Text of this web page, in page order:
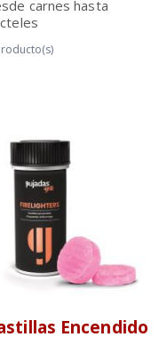
carnes hasta
Encendido